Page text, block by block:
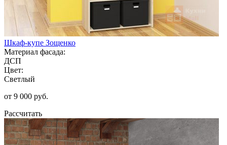
Шкаф-купе Зощенко
Материал фасада:
ДСП
Цвет:
Светлый
от 9 000 руб.
Рассчитать